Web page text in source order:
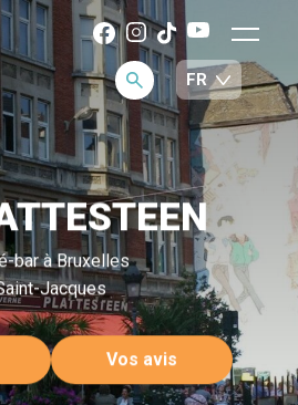
bar à Bruxelles
Jacques
Vos avis